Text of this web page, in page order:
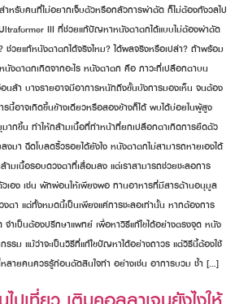
หรับคนที่ไม่อยากเจ็บตัวหรือกลัวการผ่าตัด ก็ไม่ต้องกังวลไป
III ที่ช่วยแก้ปัญหาหนังตาตกได้แบบไม่ต้องผ่าตัด
ช่วยแก้หนังตาตกได้จริงไหม? ได้ผลจริงหรือเปล่า? ถ้าพร้อม
นังตาตกเกิดจากอะไร หนังตาตก คือ ภาวะที่เปลือกตาบน
ล้า บางรายอาจมีอาการหนักถึงขั้นบังการมองเห็น จนต้อง
นี้อาจเกิดขึ้นข้างเดียวหรือสองข้างก็ได้ พบได้บ่อยในผู้สูง
ากขึ้น ทำให้กล้ามเนื้อที่ทำหน้าที่ยกเปลือกตาเกิดการยืดตัว
า ฉีดโบลดริ้วรอยได้ยังไง หนังตาตกไม่สามารถหายเองได้
ามเนื้อรอบดวงตาที่เสื่อมลง แต่เราสามารถช่วยชะลอการ
เอง เช่น พักผ่อนให้เพียงพอ ทานอาหารที่มีสารต้านอนุมูล
า แต่ทั้งหมดนี้เป็นเพียงแค่การชะลอเท่านั้น หากต้องการ
ำเป็นต้องปรึกษาแพทย์ เพื่อหาวิธีแก้ไขได้อย่างตรงจุด หนัง
รม แม้ว่าจะเป็นวิธีที่แก้ไขปัญหาได้อย่างถาวร แต่วิธีนี้ต้องใช้
ลายคนควรรู้ก่อนตัดสินใจทำ อย่างเช่น อาการบวม ช้ำ […]